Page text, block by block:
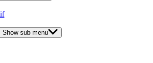
Show sub menu